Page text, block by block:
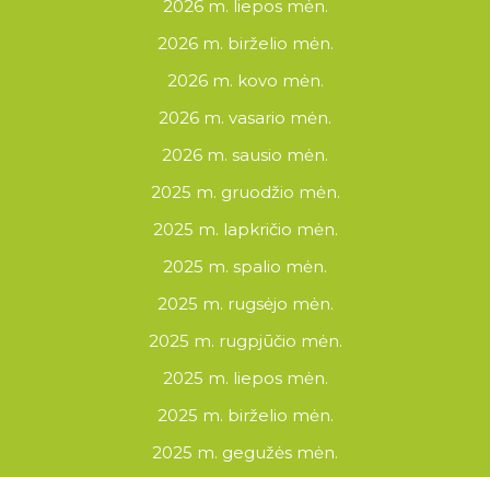
2026 m. liepos mėn.
2026 m. birželio mėn.
2026 m. kovo mėn.
2026 m. vasario mėn.
2026 m. sausio mėn.
2025 m. gruodžio mėn.
2025 m. lapkričio mėn.
2025 m. spalio mėn.
2025 m. rugsėjo mėn.
2025 m. rugpjūčio mėn.
2025 m. liepos mėn.
2025 m. birželio mėn.
2025 m. gegužės mėn.